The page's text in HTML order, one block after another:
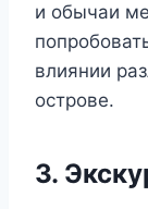
и обычаи
влиянии
острове.
3.